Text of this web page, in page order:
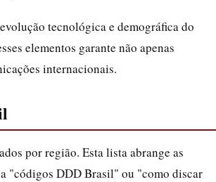
tecnológica e demográfica do
elementos garante não apenas
internacionais.
por região. Esta lista abrange as
"códigos DDD Brasil" ou "como discar